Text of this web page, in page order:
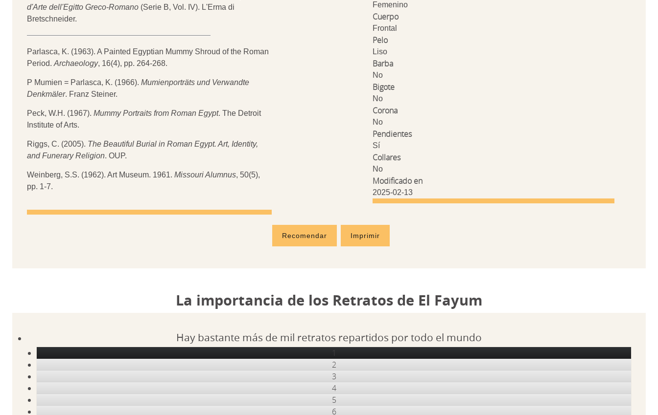
d'Arte dell'Egitto Greco-Romano (Serie B, Vol. IV). L'Erma di
Bretschneider.
Parlasca, K. (1963). A Painted Egyptian Mummy Shroud of the Roman
Period. Archaeology, 16(4), pp. 264-268.
P Mumien = Parlasca, K. (1966). Mumienporträts und Verwandte
Denkmäler. Franz Steiner.
Peck, W.H. (1967). Mummy Portraits from Roman Egypt. The Detroit
Institute of Arts.
Riggs, C. (2005). The Beautiful Burial in Roman Egypt. Art, Identity,
and Funerary Religion. OUP.
Weinberg, S.S. (1962). Art Museum. 1961. Missouri Alumnus, 50(5),
pp. 1-7.
Femenino
Cuerpo
Frontal
Pelo
Liso
Barba
No
Bigote
No
Corona
No
Pendientes
Sí
Collares
No
Modificado en
2025-02-13
Recomendar Imprimir
La importancia de los Retratos de El Fayum
Hay bastante más de mil retratos repartidos por todo el mundo
1
2
3
4
5
6